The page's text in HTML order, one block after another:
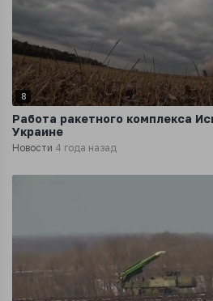
8
Работа ракетного комплекса
Украине
Новости 4 года назад